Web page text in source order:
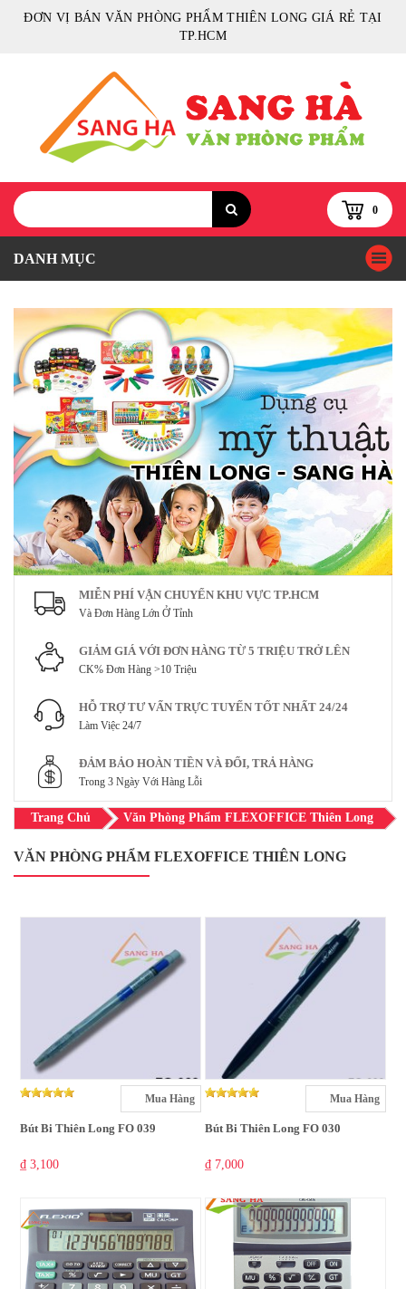
ĐƠN VỊ BÁN VĂN PHÒNG PHẨM THIÊN LONG GIÁ RẺ TẠI
TP.HCM
0
DANH MỤC
MIỄN PHÍ VẬN CHUYỂN KHU VỰC TP.HCM
Và Đơn Hàng Lớn Ở Tỉnh
GIẢM GIÁ VỚI ĐƠN HÀNG TỪ 5 TRIỆU TRỞ LÊN
CK% Đơn Hàng >10 Triệu
HỖ TRỢ TƯ VẤN TRỰC TUYẾN TỐT NHẤT 24/24
Làm Việc 24/7
ĐẢM BẢO HOÀN TIỀN VÀ ĐỔI, TRẢ HÀNG
Trong 3 Ngày Với Hàng Lỗi
Trang Chủ Văn Phòng Phẩm FLEXOFFICE Thiên Long
VĂN PHÒNG PHẨM FLEXOFFICE THIÊN LONG
Mua Hàng
Bút Bi Thiên Long FO 039
₫ 3,100
Mua Hàng
Bút Bi Thiên Long FO 030
₫ 7,000